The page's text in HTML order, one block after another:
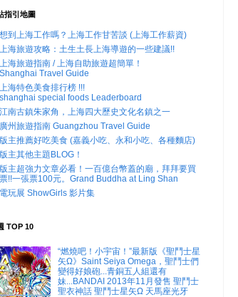
指引地圖
想到上海工作嗎？上海工作甘苦談 (上海工作薪資)
上海旅遊攻略：土生土長上海導遊的一些建議!!
上海旅遊指南 / 上海自助旅遊超簡單！
Shanghai Travel Guide
上海特色美食排行榜 !!!
shanghai special foods Leaderboard
江南古鎮朱家角，上海四大歷史文化名鎮之一
廣州旅遊指南 Guangzhou Travel Guide
版主推薦好吃美食 (嘉義小吃、永和小吃、各種麵店)
版主其他主題BLOG！
版主超強力文章必看！一百億台幣蓋的廟，拜拜要買
票!!一張票100元。Grand Buddha at Ling Shan
電玩展 ShowGirls 影片集
TOP 10
“燃燒吧！小宇宙！”最新版《聖鬥士星
矢Ω》Saint Seiya Omega，聖鬥士們
變得好娘砲...青銅五人組還有
妹...BANDAI 2013年11月發售 聖鬥士
聖衣神話 聖鬥士星矢Ω 天馬座光牙